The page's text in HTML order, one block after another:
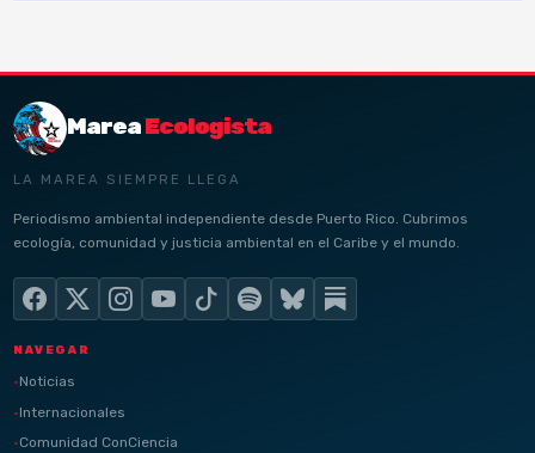
MareaEcologista
LA MAREA SIEMPRE LLEGA
Periodismo ambiental independiente desde Puerto Rico. Cubrimos
ecología, comunidad y justicia ambiental en el Caribe y el mundo.
NAVEGAR
Noticias
Internacionales
Comunidad ConCiencia